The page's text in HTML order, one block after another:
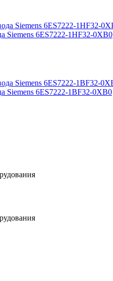
Siemens 6ES7222-1HF32-0XB0
Siemens 6ES7222-1BF32-0XB0